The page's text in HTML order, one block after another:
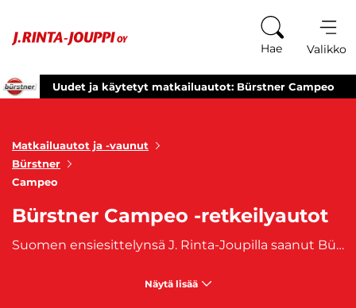
Hae Valikko
Uudet ja käytetyt matkailuautot: Bürstner Campeo
Matkailuautot ja -vaunut
Bürstner
Campeo
Bürstner Campeo -retkeilyautot
Suomen ensiesittelynsä J. Rinta-Joupilla saanut Bürstner Campeo on näyttävä retkeilyauto. Campeo omaa neljä istuinpaikkaa ja sen hyväksytyt vuodepaikat vaihtelevat kahden ja viiden välillä. Campeo-retkeilyauto ovat tunnettu hienosta designistaan. Tilava retkeilyauto on ketterä ja turvallinen matkustusvaihtoehto pidemmällekkin matkalle. Osta oma, heti saatavilla oleva Bürstner Campeo -retkeilyautosi J. Rinta-joupilta. Autoon on saatavilla myös edullinen
Näytä lisää